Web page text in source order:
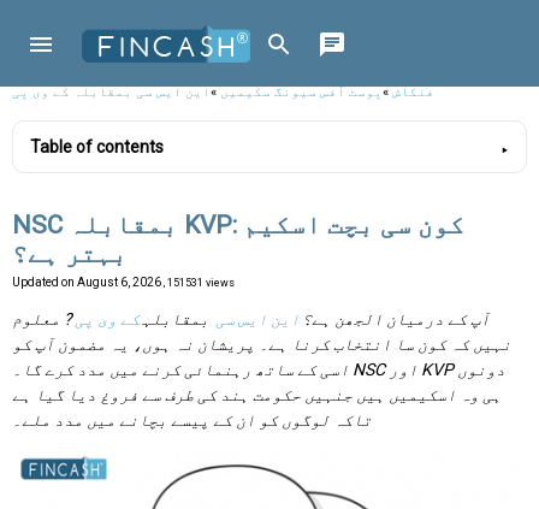
فنکاش»پوسٹ آفس سیونگ سکیمیں»این ایس سی بمقابلہ کے وی پی
Table of contents
NSC بمقابلہ KVP: کون سی بچت اسکیم
بہتر ہے؟
Updated on August 6, 2026 , 151531 views
آپ کے درمیان الجھن ہے؟ این ایس سی بمقابلہکے وی پی? معلوم
نہیں کہ کون سا انتخاب کرنا ہے۔ پریشان نہ ہوں، یہ مضمون آپ کو
اسی کے ساتھ رہنمائی کرنے میں مدد کرے گا۔ NSC اور KVP دونوں
ہی وہ اسکیمیں ہیں جنہیں حکومت ہند کی طرف سے فروغ دیا گیا ہے
تاکہ لوگوں کو ان کے پیسے بچانے میں مدد ملے۔